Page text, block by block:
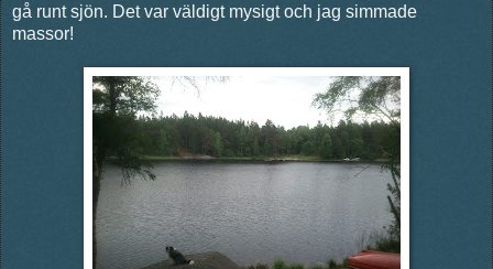
gå runt sjön. Det var väldigt mysigt och jag simmade
massor!